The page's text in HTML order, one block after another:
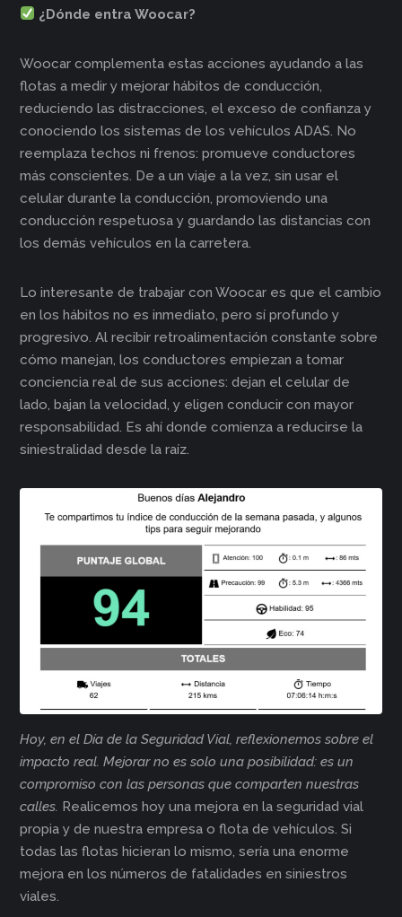
¿Dónde entra Woocar?
Woocar complementa estas acciones ayudando a las
flotas a medir y mejorar hábitos de conducción,
reduciendo las distracciones, el exceso de confianza y
conociendo los sistemas de los vehículos ADAS. No
reemplaza techos ni frenos: promueve conductores
más conscientes. De a un viaje a la vez, sin usar el
celular durante la conducción, promoviendo una
conducción respetuosa y guardando las distancias con
los demás vehículos en la carretera.
Lo interesante de trabajar con Woocar es que el cambio
en los hábitos no es inmediato, pero sí profundo y
progresivo. Al recibir retroalimentación constante sobre
cómo manejan, los conductores empiezan a tomar
conciencia real de sus acciones: dejan el celular de
lado, bajan la velocidad, y eligen conducir con mayor
responsabilidad. Es ahí donde comienza a reducirse la
siniestralidad desde la raíz.
Hoy, en el Día de la Seguridad Vial, reflexionemos sobre el
impacto real. Mejorar no es solo una posibilidad: es un
compromiso con las personas que comparten nuestras
calles. Realicemos hoy una mejora en la seguridad vial
propia y de nuestra empresa o flota de vehículos. Si
todas las flotas hicieran lo mismo, sería una enorme
mejora en los números de fatalidades en siniestros
viales.